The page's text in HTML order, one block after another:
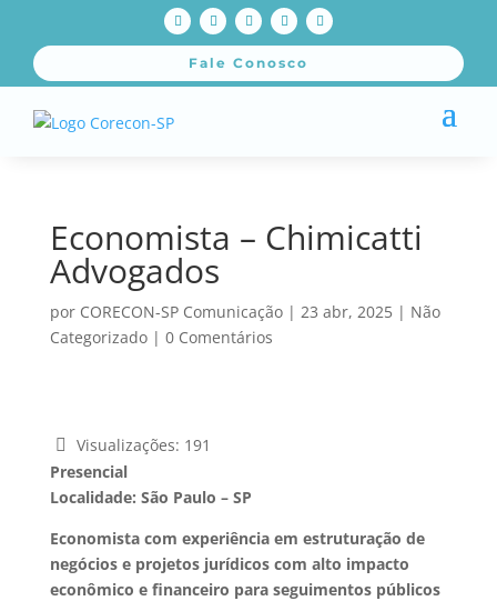
Fale Conosco
Economista – Chimicatti
Advogados
por CORECON-SP Comunicação| 23 abr, 2025| Não
Categorizado| 0 Comentários
Visualizações: 191
Presencial
Localidade: São Paulo – SP
Economista com experiência em estruturação de
negócios e projetos jurídicos com alto impacto
econômico e financeiro para seguimentos públicos